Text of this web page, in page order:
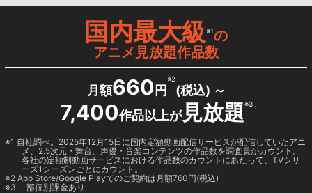
国内最大級※1の
アニメ見放題作品数
月額660 円
※2
(税込) ～
7,400作品以上が見放題※3
1 自社調べ。2025年12月15日に国内定額動画配信サービスが配信していたアニ
メ、2.5次元・舞台、声優・音楽コンテンツの作品数を調査員がカウント。
各社の定額制動画サービスにおける作品数のカウントにあたって、TVシリ
ーズ1シーズンごとにカウント。
2 App Store/Google Playでのご契約は月額760円(税込)
3 一部個別課金あり